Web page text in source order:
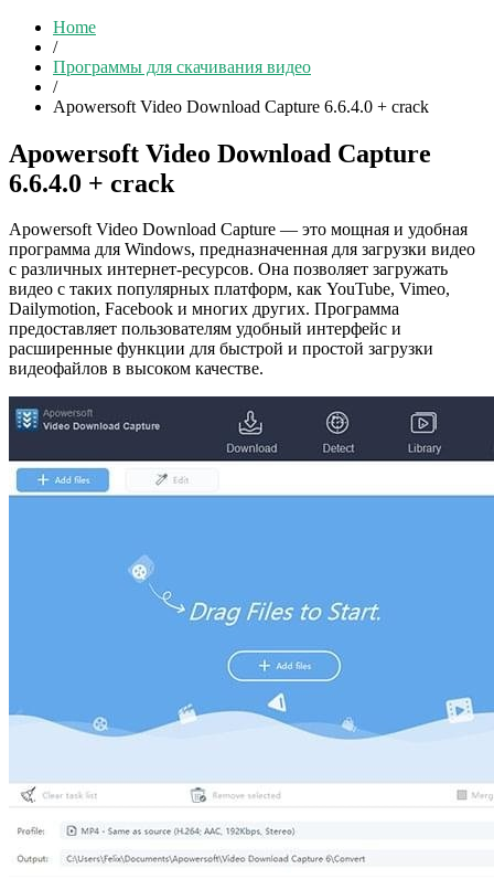
Home
/
Программы для скачивания видео
/
Apowersoft Video Download Capture 6.6.4.0 + crack
Apowersoft Video Download Capture
6.6.4.0 + crack
Apowersoft Video Download Capture — это мощная и удобная
программа для Windows, предназначенная для загрузки видео
с различных интернет-ресурсов. Она позволяет загружать
видео с таких популярных платформ, как YouTube, Vimeo,
Dailymotion, Facebook и многих других. Программа
предоставляет пользователям удобный интерфейс и
расширенные функции для быстрой и простой загрузки
видеофайлов в высоком качестве.